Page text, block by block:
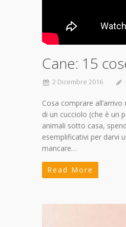
Cane: 15
2 Dicembre 2016
Cosa comprare
di un cucciolo (che è un
animali sotto casa,
esemplificativi per darvi
mancare…
Read More